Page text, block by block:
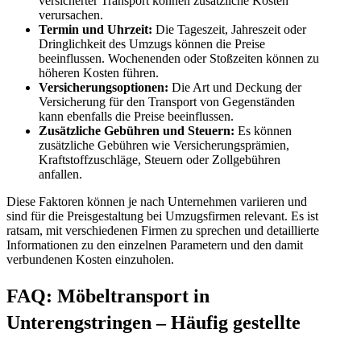
verursachen.
Termin und Uhrzeit: Die Tageszeit, Jahreszeit oder
Dringlichkeit des Umzugs können die Preise
beeinflussen. Wochenenden oder Stoßzeiten können zu
höheren Kosten führen.
Versicherungsoptionen: Die Art und Deckung der
Versicherung für den Transport von Gegenständen
kann ebenfalls die Preise beeinflussen.
Zusätzliche Gebühren und Steuern: Es können
zusätzliche Gebühren wie Versicherungsprämien,
Kraftstoffzuschläge, Steuern oder Zollgebühren
anfallen.
Diese Faktoren können je nach Unternehmen variieren und
sind für die Preisgestaltung bei Umzugsfirmen relevant. Es ist
ratsam, mit verschiedenen Firmen zu sprechen und detaillierte
Informationen zu den einzelnen Parametern und den damit
verbundenen Kosten einzuholen.
FAQ: Möbeltransport in
Unterengstringen – Häufig gestellte